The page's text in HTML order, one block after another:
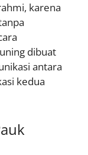
karena
dibuat
antara
kedua